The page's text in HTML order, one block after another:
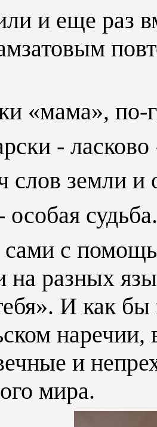
и еще раз
«мама», по-
- ласково
слов земли и
особая судьба.
с
на разных
И как бы
и
мира.